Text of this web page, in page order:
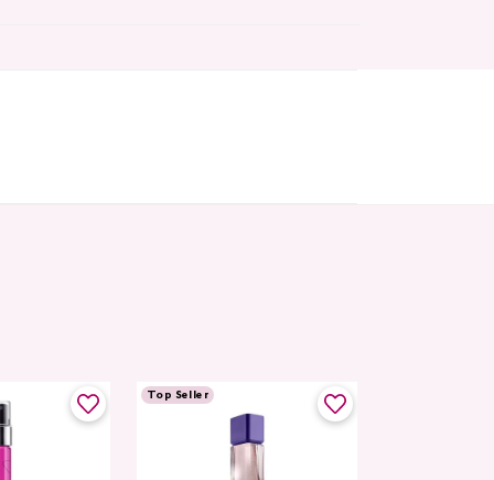
Top Seller